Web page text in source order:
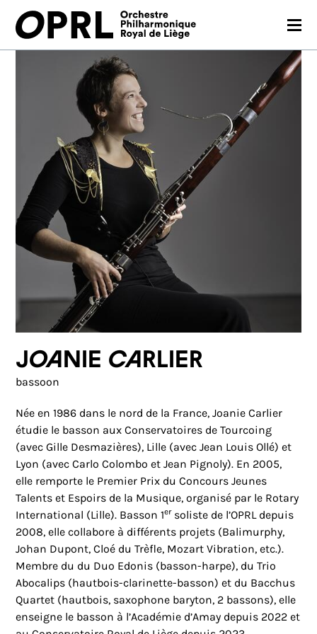
26-27 SEASON
PRACTICAL
MEDIA
Joanie Carlier
bassoon
Née en 1986 dans le nord de la France, Joanie Carlier
étudie le basson aux Conservatoires de Tourcoing
(avec Gille Desmazières), Lille (avec Jean Louis Ollé) et
Lyon (avec Carlo Colombo et Jean Pignoly). En 2005,
elle remporte le Premier Prix du Concours Jeunes
Talents et Espoirs de la Musique, organisé par le Rotary
International (Lille). Basson 1ersoliste de l’OPRL depuis
2008, elle collabore à différents projets (Balimurphy,
Johan Dupont, Cloé du Trèfle, Mozart Vibration, etc.).
Membre du du Duo Edonis (basson-harpe), du Trio
Abocalips (hautbois-clarinette-basson) et du Bacchus
Quartet (hautbois, saxophone baryton, 2 bassons), elle
enseigne le basson à l’Académie d’Amay depuis 2022 et